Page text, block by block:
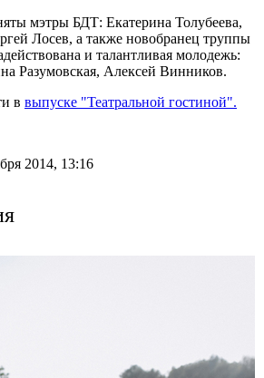
мэтры БДТ: Екатерина Толубеева,
Лосев, а также новобранец труппы
и талантливая молодежь:
Разумовская, Алексей Винников.
в выпуске "Театральной гостиной".
2014, 13:16